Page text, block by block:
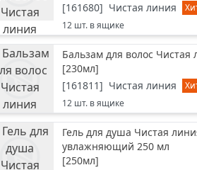
[161680] Чистая линия
12 шт. в ящике
Бальзам для волос
[230мл]
[161811] Чистая линия
12 шт. в ящике
Гель для душа Чистая
увлажняющий 250 мл
[250мл]